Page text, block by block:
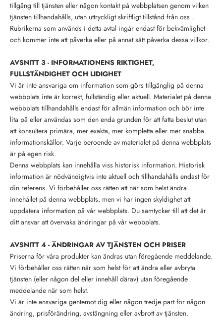
tillgång till tjänsten eller någon kontakt på webbplatsen genom vilken
tjänsten tillhandahålls, utan uttryckligt skriftligt tillstånd från oss .
Rubrikerna som används i detta avtal ingår endast för bekvämlighet
och kommer inte att påverka eller på annat sätt påverka dessa villkor.
AVSNITT 3 - INFORMATIONENS RIKTIGHET,
FULLSTÄNDIGHET OCH LIDIGHET
Vi är inte ansvariga om information som görs tillgänglig på denna
webbplats inte är korrekt, fullständig eller aktuell. Materialet på denna
webbplats tillhandahålls endast för allmän information och bör inte
lita på eller användas som den enda grunden för att fatta beslut utan
att konsultera primära, mer exakta, mer kompletta eller mer snabba
informationskällor. Varje beroende av materialet på denna webbplats
är på egen risk.
Denna webbplats kan innehålla viss historisk information. Historisk
information är nödvändigtvis inte aktuell och tillhandahålls endast för
din referens. Vi förbehåller oss rätten att när som helst ändra
innehållet på denna webbplats, men vi har ingen skyldighet att
uppdatera information på vår webbplats. Du samtycker till att det är
ditt ansvar att övervaka ändringar på vår webbplats.
AVSNITT 4 - ÄNDRINGAR AV TJÄNSTEN OCH PRISER
Priserna för våra produkter kan ändras utan föregående meddelande.
Vi förbehåller oss rätten när som helst för att ändra eller avbryta
tjänsten (eller någon del eller innehåll därav) utan föregående
meddelande när som helst.
Vi är inte ansvariga gentemot dig eller någon tredje part för någon
ändring, prisförändring, avstängning eller avbrott av tjänsten.